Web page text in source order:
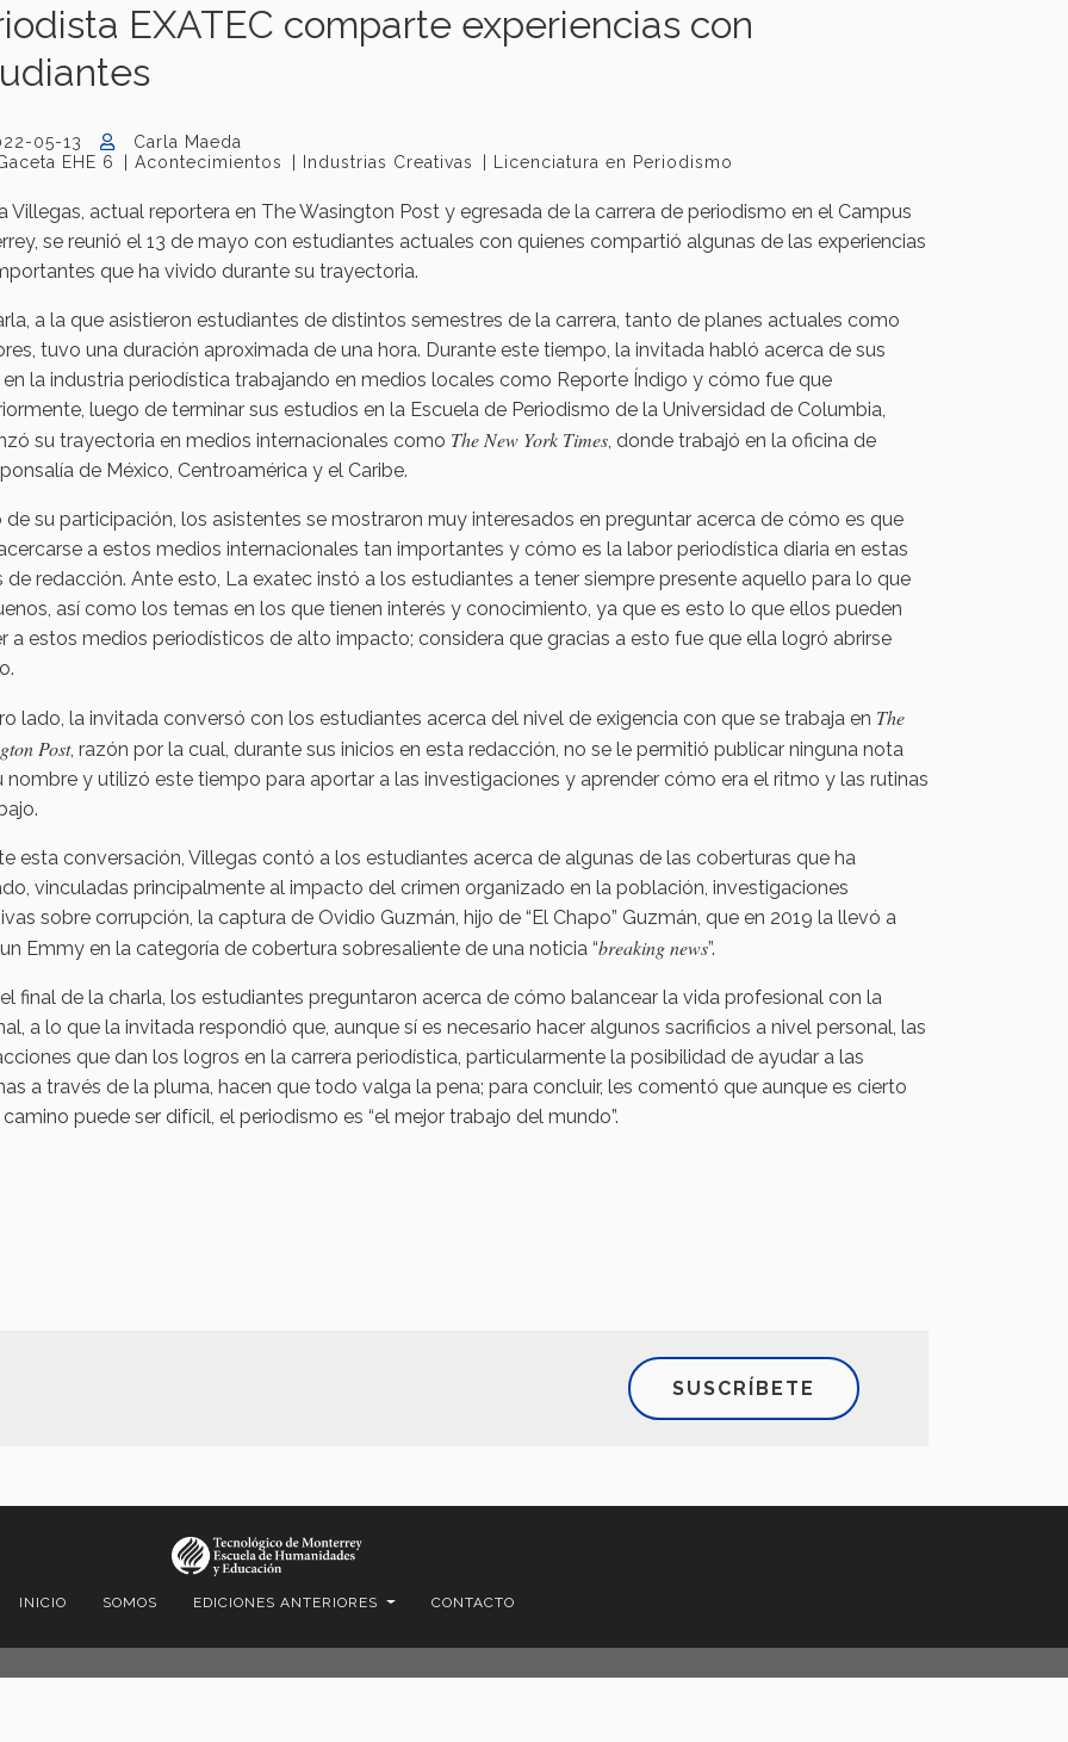
EXATEC comparte experiencias con
05-13
Carla Maeda
EHE 6
Acontecimientos Industrias Creativas Licenciatura en Periodismo
Villegas, actual reportera en The Wasington Post y egresada de la carrera de periodismo en el Campus
se reunió el 13 de mayo con estudiantes actuales con quienes compartió algunas de las experiencias
que ha vivido durante su trayectoria.
a la que asistieron estudiantes de distintos semestres de la carrera, tanto de planes actuales como
tuvo una duración aproximada de una hora. Durante este tiempo, la invitada habló acerca de sus
en la industria periodística trabajando en medios locales como Reporte Índigo y cómo fue que
luego de terminar sus estudios en la Escuela de Periodismo de la Universidad de Columbia,
su trayectoria en medios internacionales como The New York Times , donde trabajó en la oficina de
de México, Centroamérica y el Caribe.
de su participación, los asistentes se mostraron muy interesados en preguntar acerca de cómo es que
a estos medios internacionales tan importantes y cómo es la labor periodística diaria en estas
de redacción. Ante esto, La exatec instó a los estudiantes a tener siempre presente aquello para lo que
así como los temas en los que tienen interés y conocimiento, ya que es esto lo que ellos pueden
a estos medios periodísticos de alto impacto; considera que gracias a esto fue que ella logró abrirse
lado, la invitada conversó con los estudiantes acerca del nivel de exigencia con que se trabaja en The
Post, razón por la cual, durante sus inicios en esta redacción, no se le permitió publicar ninguna nota
nombre y utilizó este tiempo para aportar a las investigaciones y aprender cómo era el ritmo y las rutinas
esta conversación, Villegas contó a los estudiantes acerca de algunas de las coberturas que ha
vinculadas principalmente al impacto del crimen organizado en la población, investigaciones
sobre corrupción, la captura de Ovidio Guzmán, hijo de “El Chapo” Guzmán, que en 2019 la llevó a
Emmy en la categoría de cobertura sobresaliente de una noticia “breaking news”.
final de la charla, los estudiantes preguntaron acerca de cómo balancear la vida profesional con la
a lo que la invitada respondió que, aunque sí es necesario hacer algunos sacrificios a nivel personal, las
que dan los logros en la carrera periodística, particularmente la posibilidad de ayudar a las
a través de la pluma, hacen que todo valga la pena; para concluir, les comentó que aunque es cierto
puede ser difícil, el periodismo es “el mejor trabajo del mundo”.
SUSCRÍBETE
INICIO SOMOS EDICIONES ANTERIORES CONTACTO